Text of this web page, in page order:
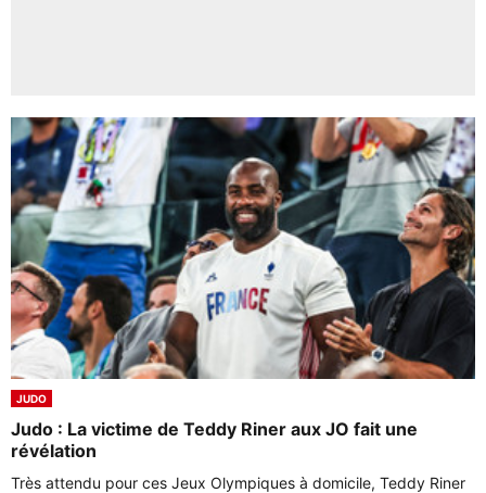
JUDO
Judo : La victime de Teddy Riner aux JO fait une
révélation
Très attendu pour ces Jeux Olympiques à domicile, Teddy Riner